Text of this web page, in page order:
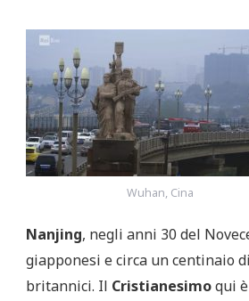
Wuhan, Cina
Nanjing, negli anni 30 del
giapponesi e circa un centinaio
britannici. Il Cristianesimoqui